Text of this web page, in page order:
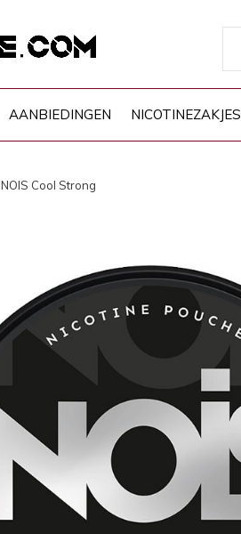
AANBIEDINGEN NICOTINEZAKJES
NOIS Cool Strong